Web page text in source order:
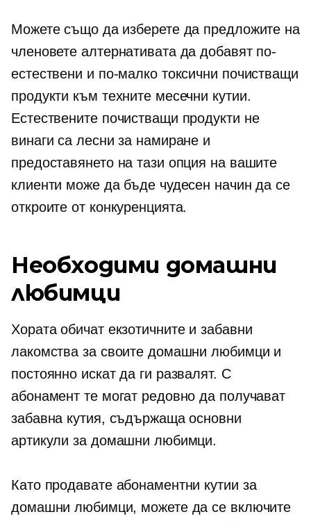
Можете също да изберете да предложите на
членовете алтернативата да добавят по-
естествени и по-малко токсични почистващи
продукти към техните месечни кутии.
Естествените почистващи продукти не
винаги са лесни за намиране и
предоставянето на тази опция на вашите
клиенти може да бъде чудесен начин да се
откроите от конкуренцията.
Необходими домашни
любимци
Хората обичат екзотичните и забавни
лакомства за своите домашни любимци и
постоянно искат да ги развалят. С
абонамент те могат редовно да получават
забавна кутия, съдържаща основни
артикули за домашни любимци.
Като продавате абонаментни кутии за
домашни любимци, можете да се включите